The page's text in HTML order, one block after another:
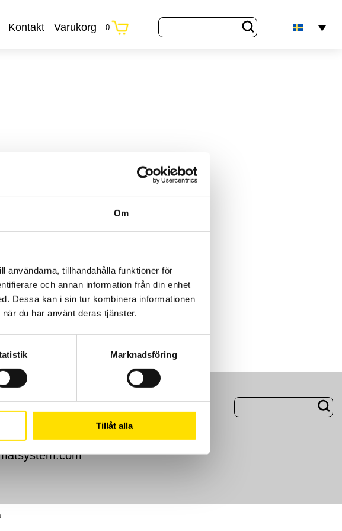
Om
användarna, tillhandahålla funktioner för
och annan information från din enhet
Dessa kan i sin tur kombinera informationen
du har använt deras tjänster.
Marknadsföring
Tillåt alla
Kontakt Varukorg 0
Om Oss
68 00